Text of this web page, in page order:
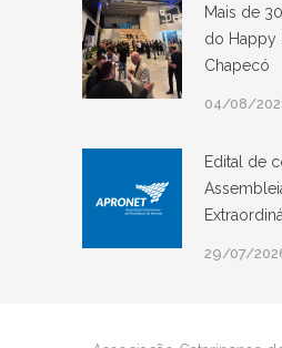
Mais de
do Happy
Chapecó
04/08/
Edital de
29/07/